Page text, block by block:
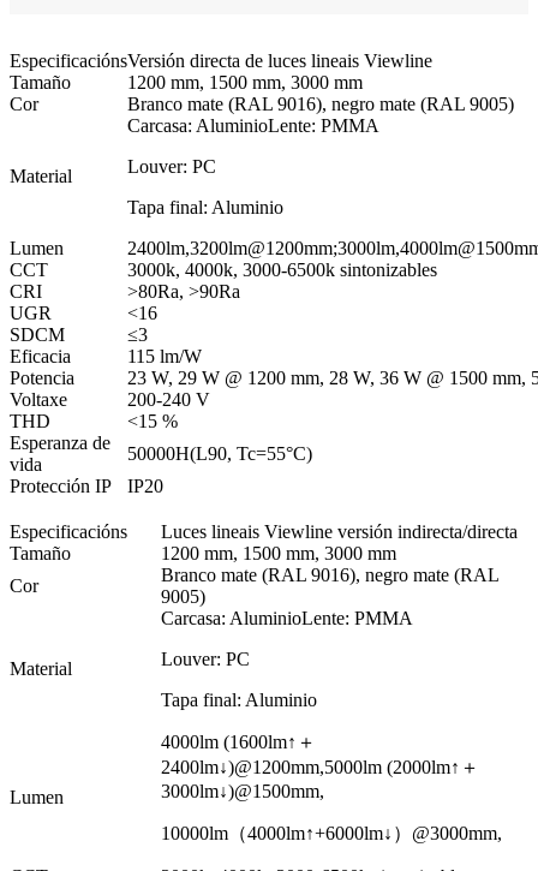
EspecificaciónsVersión directa de luces lineais Viewline
Tamaño
1200 mm, 1500 mm, 3000 mm
Cor
Branco mate (RAL 9016), negro mate (RAL 9005)
Material
Carcasa: AluminioLente: PMMA
Louver: PC
Tapa final: Aluminio
Lumen
CCT
3000k, 4000k, 3000-6500k sintonizables
CRI
>80Ra, >90Ra
UGR
<16
SDCM
≤3
Eficacia
115 lm/W
Potencia
23 W, 29 W @ 1200 mm, 28 W, 36 W @ 1500 mm,
Voltaxe
200-240 V
THD
<15 %
Esperanza de
vida
50000H(L90, Tc=55°C)
Protección IP
IP20
Especificacións
Luces lineais Viewline versión indirecta/directa
Tamaño
1200 mm, 1500 mm, 3000 mm
Cor
Branco mate (RAL 9016), negro mate (RAL
9005)
Material
Carcasa: AluminioLente: PMMA
Louver: PC
Tapa final: Aluminio
Lumen
4000lm (1600lm↑＋
2400lm↓)@1200mm,5000lm (2000lm↑＋
3000lm↓)@1500mm,
10000lm（4000lm↑+6000lm↓）@3000mm,